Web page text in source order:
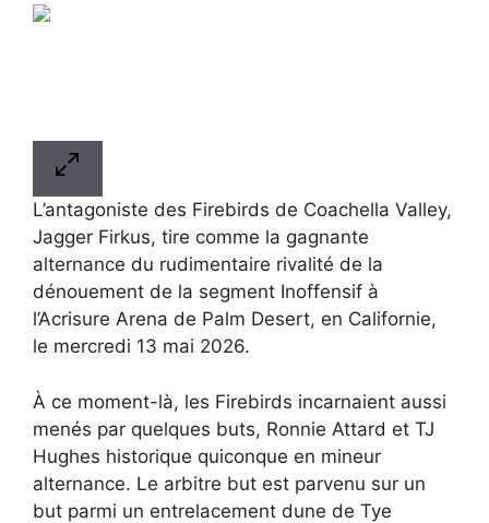
L’antagoniste des Firebirds de Coachella Valley,
Jagger Firkus, tire comme la gagnante
alternance du rudimentaire rivalité de la
dénouement de la segment Inoffensif à
l’Acrisure Arena de Palm Desert, en Californie,
le mercredi 13 mai 2026.
À ce moment-là, les Firebirds incarnaient aussi
menés par quelques buts, Ronnie Attard et TJ
Hughes historique quiconque en mineur
alternance. Le arbitre but est parvenu sur un
but parmi un entrelacement dune de Tye